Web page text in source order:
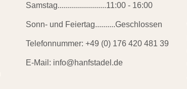
Samstag........................11:00 - 16:00
Sonn- und Feiertag..........Geschlossen
Telefonnummer: +49 (0) 176 420 481 39
E-Mail: info@hanfstadel.de